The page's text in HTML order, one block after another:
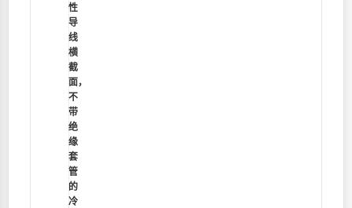
性
导
线
横
截
面，
不
带
绝
缘
套
管
的
冷